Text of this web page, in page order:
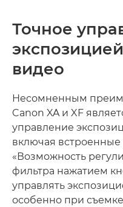
Точное
видео
Несомненным
Canon XA и XF
управление
включая
«Возможность
фильтра нажатием
управлять
особенно при